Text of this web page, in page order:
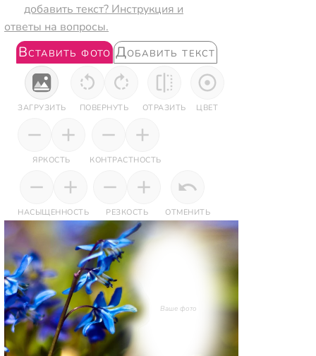
добавить текст? Инструкция и
ответы на вопросы.
Вставить фото Добавить текст
ЗАГРУЗИТЬ ПОВЕРНУТЬ ОТРАЗИТЬ ЦВЕТ
ЯРКОСТЬ КОНТРАСТНОСТЬ
НАСЫЩЕННОСТЬ РЕЗКОСТЬ ОТМЕНИТЬ
Ваше фото